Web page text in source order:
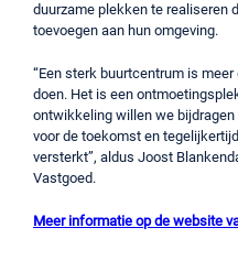
duurzame plekken te realiseren
toevoegen aan hun omgeving.
“Een sterk buurtcentrum is
doen. Het is een
ontwikkeling willen we
voor de toekomst en
versterkt”, aldus Joost
Vastgoed.
Meer informatie op de website